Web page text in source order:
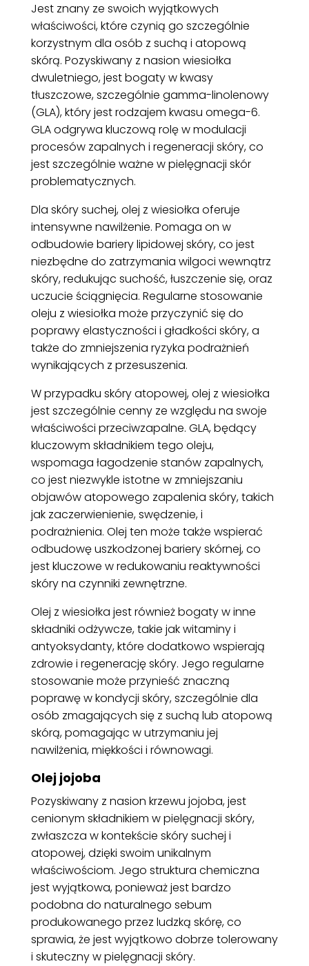
Jest znany ze swoich wyjątkowych
właściwości, które czynią go szczególnie
korzystnym dla osób z suchą i atopową
skórą. Pozyskiwany z nasion wiesiołka
dwuletniego, jest bogaty w kwasy
tłuszczowe, szczególnie gamma-linolenowy
(GLA), który jest rodzajem kwasu omega-6.
GLA odgrywa kluczową rolę w modulacji
procesów zapalnych i regeneracji skóry, co
jest szczególnie ważne w pielęgnacji skór
problematycznych.
Dla skóry suchej, olej z wiesiołka oferuje
intensywne nawilżenie. Pomaga on w
odbudowie bariery lipidowej skóry, co jest
niezbędne do zatrzymania wilgoci wewnątrz
skóry, redukując suchość, łuszczenie się, oraz
uczucie ściągnięcia. Regularne stosowanie
oleju z wiesiołka może przyczynić się do
poprawy elastyczności i gładkości skóry, a
także do zmniejszenia ryzyka podrażnień
wynikających z przesuszenia.
W przypadku skóry atopowej, olej z wiesiołka
jest szczególnie cenny ze względu na swoje
właściwości przeciwzapalne. GLA, będący
kluczowym składnikiem tego oleju,
wspomaga łagodzenie stanów zapalnych,
co jest niezwykle istotne w zmniejszaniu
objawów atopowego zapalenia skóry, takich
jak zaczerwienienie, swędzenie, i
podrażnienia. Olej ten może także wspierać
odbudowę uszkodzonej bariery skórnej, co
jest kluczowe w redukowaniu reaktywności
skóry na czynniki zewnętrzne.
Olej z wiesiołka jest również bogaty w inne
składniki odżywcze, takie jak witaminy i
antyoksydanty, które dodatkowo wspierają
zdrowie i regenerację skóry. Jego regularne
stosowanie może przynieść znaczną
poprawę w kondycji skóry, szczególnie dla
osób zmagających się z suchą lub atopową
skórą, pomagając w utrzymaniu jej
nawilżenia, miękkości i równowagi.
Olej jojoba
Pozyskiwany z nasion krzewu jojoba, jest
cenionym składnikiem w pielęgnacji skóry,
zwłaszcza w kontekście skóry suchej i
atopowej, dzięki swoim unikalnym
właściwościom. Jego struktura chemiczna
jest wyjątkowa, ponieważ jest bardzo
podobna do naturalnego sebum
produkowanego przez ludzką skórę, co
sprawia, że jest wyjątkowo dobrze tolerowany
i skuteczny w pielęgnacji skóry.